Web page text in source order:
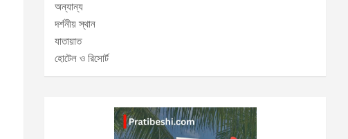
অন্যান্য
দর্শনীয় স্থান
যাতায়াত
হোটেল ও রিসোর্ট